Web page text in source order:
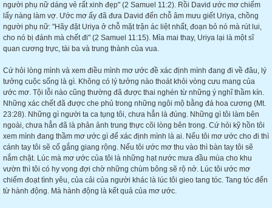
người phụ nữ dáng vẻ rất xinh đẹp" (2 Samuel 11:2). Rồi David ước mơ chiếm
lấy nàng làm vợ. Ước mơ ấy đã đưa David đến chỗ âm mưu giết Uriya, chồng
người phụ nữ: "Hãy đặt Uriya ở chỗ mặt trận ác liệt nhất, đoạn bỏ nó mà rút lui,
cho nó bị đánh mà chết đi" (2 Samuel 11:15). Mỉa mai thay, Uriya lại là một sĩ
quan cương trực, tài ba và trung thành của vua.
Cứ hỏi lòng mình và xem điều mình mơ ước đề xác định mình đang đi về đâu, lý
tưởng cuộc sống là gì. Không có lý tưởng nào thoát khỏi vòng cưu mang của
ước mơ. Tội lỗi nào cũng thường đã được thai nghén từ những ý nghĩ thầm kín.
Những xác chết đã được che phủ trong những ngôi mộ bằng đá hoa cương (Mt.
23:28). Những gì người ta ca tụng tôi, chưa hẳn là đúng. Những gì tôi làm bên
ngoài, chưa hẳn đã là phản ảnh trung thực cõi lòng bên trong. Cứ hỏi kỹ hồn tôi
xem mình đang thầm mơ ước gì để xác định mình là ai. Nếu tôi mơ ước cho đi thì
cánh tay tôi sẽ cố gắng giang rộng. Nếu tôi ước mơ thu vào thì bàn tay tôi sẽ
nắm chặt. Lúc mà mơ ước của tôi là những hạt nước mưa đầu mùa cho khu
vườn thì tôi có hy vọng đợi chờ những chùm bông sẽ rộ nở. Lúc tôi ước mơ
chiếm đoạt tình yêu, của cải của người khác là lúc tôi gieo tang tóc. Tang tóc đến
từ hành động. Mà hành động là kết quả của mơ ước.